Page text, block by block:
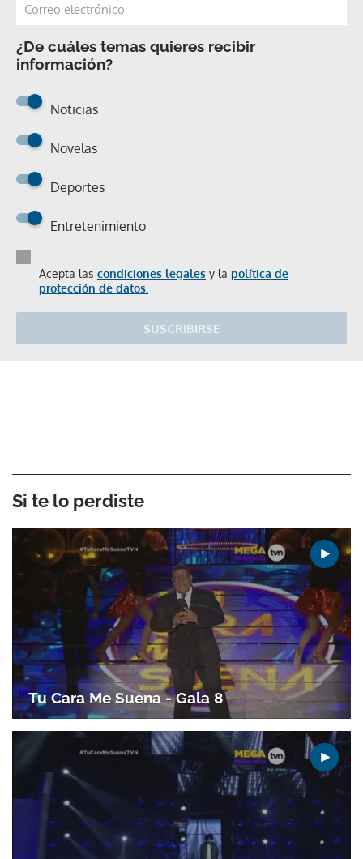
¿De cuáles temas quieres recibir
información?
Noticias
Novelas
Deportes
Entretenimiento
Acepta las condiciones legales y la política de
protección de datos.
SUSCRIBIRSE
Si te lo perdiste
Tu Cara Me Suena - Gala 8